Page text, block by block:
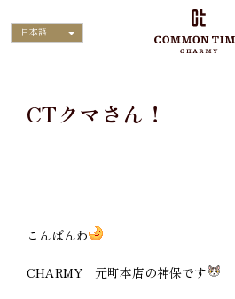
日本語
CTクマさん！
こんばんわ
CHARMY 元町本店の神保です